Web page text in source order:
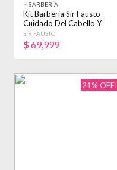
> BARBERÍA
Kit Barberia Sir Fausto
Cuidado Del Cabello Y
Barba Completo
SIR FAUSTO
$ 69,999
21% OFF!